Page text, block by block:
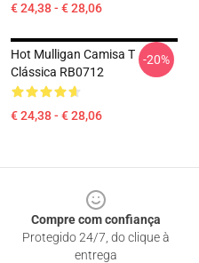
€ 24,38 - € 28,06
Hot Mulligan Camisa T
Clássica RB0712
€ 24,38 - € 28,06
-20%
Compre com confiança
Protegido 24/7, do clique à
entrega